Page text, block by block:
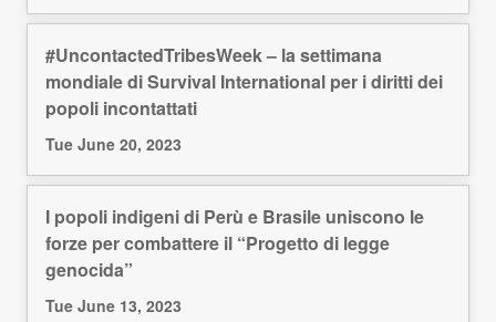
#UncontactedTribesWeek – la settimana
mondiale di Survival International per i diritti dei
popoli incontattati
Tue June 20, 2023
I popoli indigeni di Perù e Brasile uniscono le
forze per combattere il “Progetto di legge
genocida”
Tue June 13, 2023